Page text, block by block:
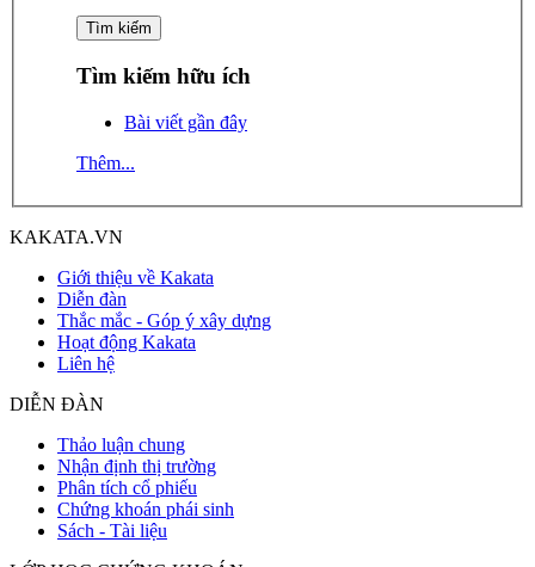
Tìm kiếm hữu ích
Bài viết gần đây
Thêm...
KAKATA.VN
Giới thiệu về Kakata
Diễn đàn
Thắc mắc - Góp ý xây dựng
Hoạt động Kakata
Liên hệ
DIỄN ĐÀN
Thảo luận chung
Nhận định thị trường
Phân tích cổ phiếu
Chứng khoán phái sinh
Sách - Tài liệu